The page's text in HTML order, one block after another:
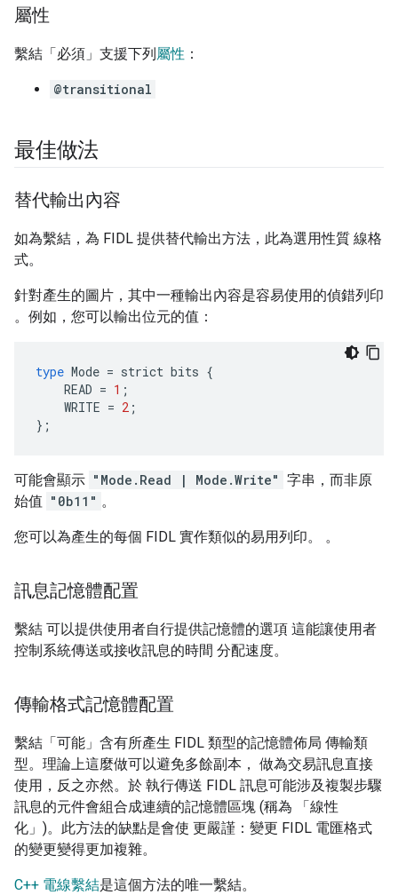
屬性
繫結「必須」支援下列屬性 ：
@transitional
最佳做法
替代輸出內容
如為繫結，為 FIDL 提供替代輸出方法，此為選用性質 線格
式。
針對產生的圖片，其中一種輸出內容是容易使用的偵錯列印
。例如，您可以輸出位元的值：
type Mode = strict bits {
READ = 1 ;
WRITE = 2 ;
};
可能會顯示 "Mode.Read | Mode.Write" 字串，而非原
始值 "0b11" 。
您可以為產生的每個 FIDL 實作類似的易用列印。 。
訊息記憶體配置
繫結 可以提供使用者自行提供記憶體的選項 這能讓使用者
控制系統傳送或接收訊息的時間 分配速度。
傳輸格式記憶體配置
繫結「可能」含有所產生 FIDL 類型的記憶體佈局 傳輸類
型。理論上這麼做可以避免多餘副本， 做為交易訊息直接
使用，反之亦然。於 執行傳送 FIDL 訊息可能涉及複製步驟
訊息的元件會組合成連續的記憶體區塊 (稱為 「線性
化」)。此方法的缺點是會使 更嚴謹：變更 FIDL 電匯格式
的變更變得更加複雜。
C++ 電線繫結是這個方法的唯一繫結。